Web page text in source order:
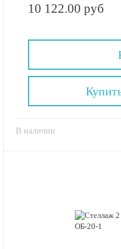
10 122.00 руб
В наличии